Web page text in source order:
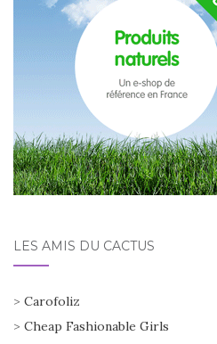
LES AMIS DU CACTUS
> Carofoliz
> Cheap Fashionable Girls